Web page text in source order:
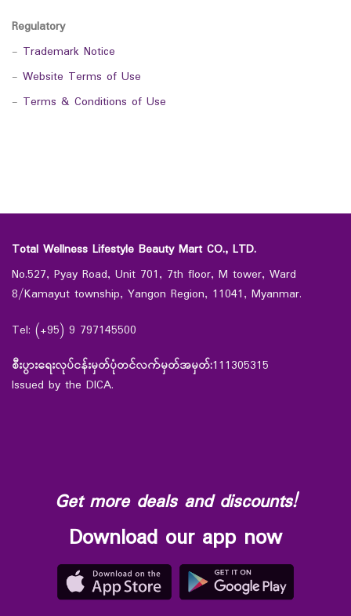
Regulatory
- Trademark Notice
- Website Terms of Use
- Terms & Conditions of Use
Total Wellness Lifestyle Beauty Mart CO., LTD.
No.527, Pyay Road, Unit 701, 7th floor, M tower, Ward
8/Kamayut township, Yangon Region, 11041, Myanmar.
Tel: (+95) 9 797145500
စီးပွားရေးလုပ်ငန်းမှတ်ပုံတင်လက်မှတ်အမှတ်:111305315
Issued by the DICA.
Get more deals and discounts!
Download our app now